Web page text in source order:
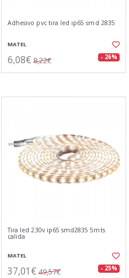
Adhesivo pvc tira led ip65 smd 2835
MATEL
6,08€ 8,22€ - 26%
Tira led 230v ip65 smd2835 5mts
calida
MATEL
37,01€ 49,57€ - 25%